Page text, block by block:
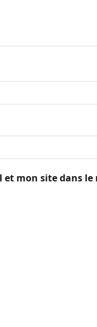
mon site dans